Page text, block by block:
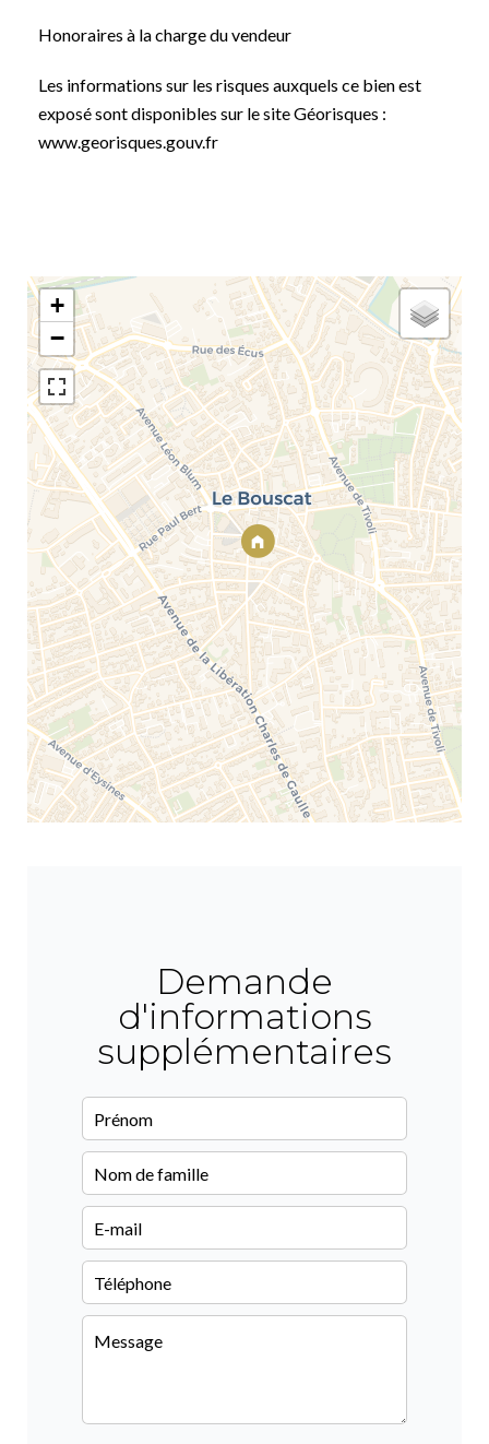
Honoraires à la charge du vendeur
Les informations sur les risques auxquels ce bien est
exposé sont disponibles sur le site Géorisques :
www.georisques.gouv.fr
+
−
Demande
d'informations
supplémentaires